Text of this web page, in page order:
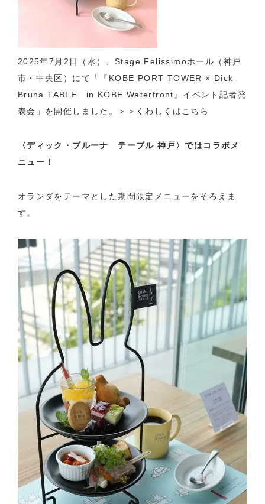
2025年7月2日（水）、Stage Felissimoホール（神戸
市・中央区）にて「『KOBE PORT TOWER × Dick
Bruna TABLE in KOBE Waterfront』イベント記者発
表会」を開催しました。
＞＞くわしくはこちら
〈ディック・ブルーナ テーブル 神戸〉ではコラボメ
ニュー！
オランダをテーマとした期間限定メニューをそろえま
す。